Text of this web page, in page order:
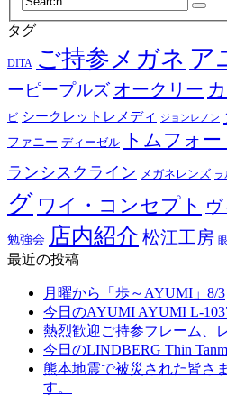
タグ
DITA ご持参メガネ ア
ーピープルズ オークリー
ビ シークレットレメディ ジョンレノン
ファニー ディーゼル トムフォー
ランシスクライン メガネレンズ ラ
グ ワイ・コンセプト
勉強会 店内紹介 松江工房
最近の投稿
月曜から「歩～AYUMI」8/3
今日のAYUMI AYUMI L-
熱烈歓迎ご持参フレーム、
今日のLINDBERG Thin
熊本地震で被災された皆さ
す。